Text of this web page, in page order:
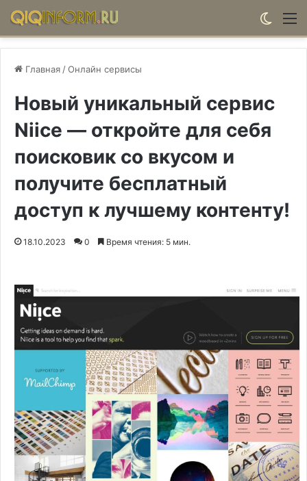
Главная /Онлайн сервисы
Новый уникальный сервис
Niice — откройте для себя
поисковик со вкусом и
получите бесплатный
доступ к лучшему контенту!
18.10.2023 0 Время чтения: 5 мин.